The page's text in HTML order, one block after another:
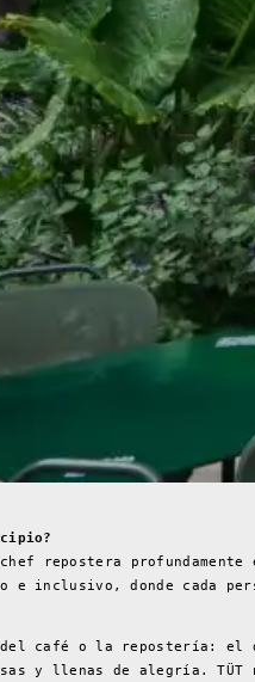
repostera
e inclusivo, donde
café o la repostería:
y llenas de alegría. TÜT